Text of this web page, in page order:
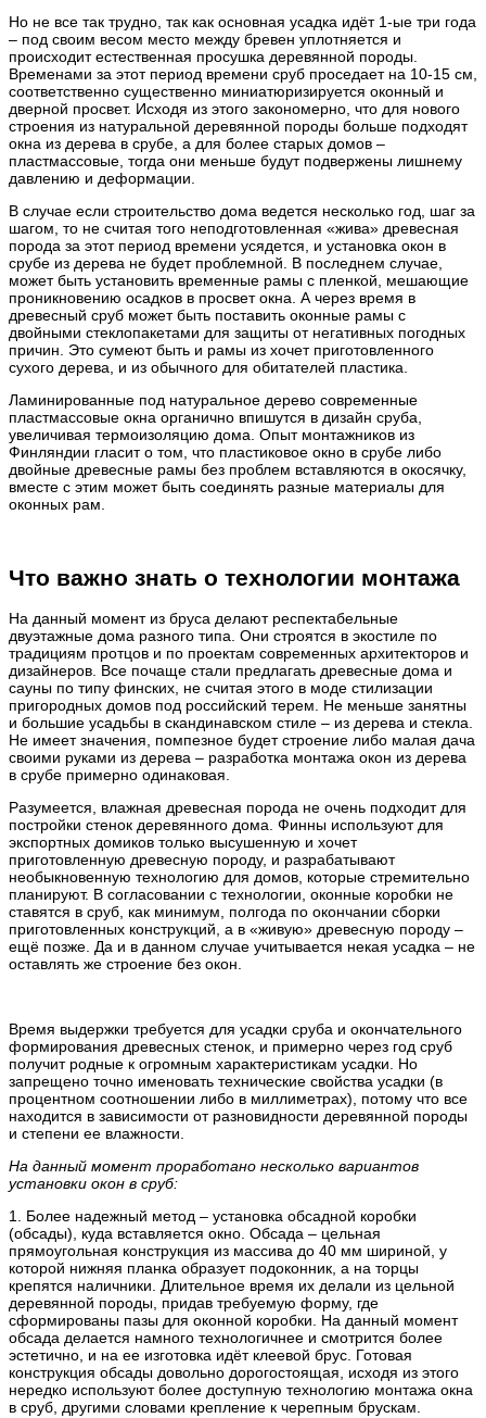
Но не все так трудно, так как основная усадка идёт 1-ые три года
– под своим весом место между бревен уплотняется и
происходит естественная просушка деревянной породы.
Временами за этот период времени сруб проседает на 10-15 см,
соответственно существенно миниатюризируется оконный и
дверной просвет. Исходя из этого закономерно, что для нового
строения из натуральной деревянной породы больше подходят
окна из дерева в срубе, а для более старых домов –
пластмассовые, тогда они меньше будут подвержены лишнему
давлению и деформации.
В случае если строительство дома ведется несколько год, шаг за
шагом, то не считая того неподготовленная «жива» древесная
порода за этот период времени усядется, и установка окон в
срубе из дерева не будет проблемной. В последнем случае,
может быть установить временные рамы с пленкой, мешающие
проникновению осадков в просвет окна. А через время в
древесный сруб может быть поставить оконные рамы с
двойными стеклопакетами для защиты от негативных погодных
причин. Это сумеют быть и рамы из хочет приготовленного
сухого дерева, и из обычного для обитателей пластика.
Ламинированные под натуральное дерево современные
пластмассовые окна органично впишутся в дизайн сруба,
увеличивая термоизоляцию дома. Опыт монтажников из
Финляндии гласит о том, что пластиковое окно в срубе либо
двойные древесные рамы без проблем вставляются в окосячку,
вместе с этим может быть соединять разные материалы для
оконных рам.
Что важно знать о технологии монтажа
На данный момент из бруса делают респектабельные
двуэтажные дома разного типа. Они строятся в экостиле по
традициям протцов и по проектам современных архитекторов и
дизайнеров. Все почаще стали предлагать древесные дома и
сауны по типу финских, не считая этого в моде стилизации
пригородных домов под российский терем. Не меньше занятны
и большие усадьбы в скандинавском стиле – из дерева и стекла.
Не имеет значения, помпезное будет строение либо малая дача
своими руками из дерева – разработка монтажа окон из дерева
в срубе примерно одинаковая.
Разумеется, влажная древесная порода не очень подходит для
постройки стенок деревянного дома. Финны используют для
экспортных домиков только высушенную и хочет
приготовленную древесную породу, и разрабатывают
необыкновенную технологию для домов, которые стремительно
планируют. В согласовании с технологии, оконные коробки не
ставятся в сруб, как минимум, полгода по окончании сборки
приготовленных конструкций, а в «живую» древесную породу –
ещё позже. Да и в данном случае учитывается некая усадка – не
оставлять же строение без окон.
Время выдержки требуется для усадки сруба и окончательного
формирования древесных стенок, и примерно через год сруб
получит родные к огромным характеристикам усадки. Но
запрещено точно именовать технические свойства усадки (в
процентном соотношении либо в миллиметрах), потому что все
находится в зависимости от разновидности деревянной породы
и степени ее влажности.
На данный момент проработано несколько вариантов
установки окон в сруб:
1. Более надежный метод – установка обсадной коробки
(обсады), куда вставляется окно. Обсада – цельная
прямоугольная конструкция из массива до 40 мм шириной, у
которой нижняя планка образует подоконник, а на торцы
крепятся наличники. Длительное время их делали из цельной
деревянной породы, придав требуемую форму, где
сформированы пазы для оконной коробки. На данный момент
обсада делается намного технологичнее и смотрится более
эстетично, и на ее изготовка идёт клеевой брус. Готовая
конструкция обсады довольно дорогостоящая, исходя из этого
нередко используют более доступную технологию монтажа окна
в сруб, другими словами крепление к черепным брускам.